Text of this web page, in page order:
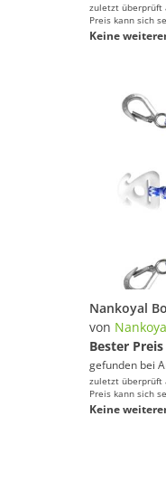
zuletzt überprüft
Preis kann sich
Keine
von
Bester Preis
gefunden bei
zuletzt überprüft
Preis kann sich
Keine